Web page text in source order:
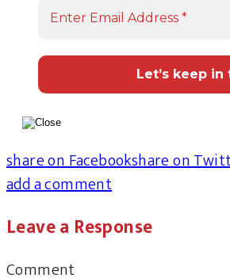
share on Facebookshare on
add a comment
Leave a Response
Comment